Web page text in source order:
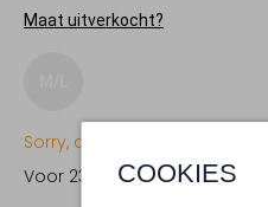
COOKIES
Maat uitverkocht?
Sorry, dit item is
Voor 23:59 uur besteld,